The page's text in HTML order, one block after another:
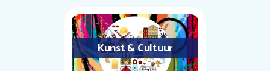
Kunst & Cultuur